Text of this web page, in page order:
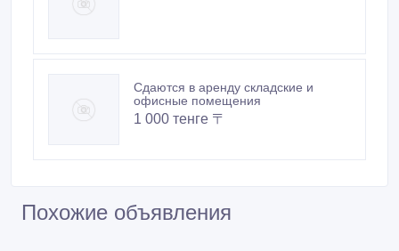
Сдаются в аренду складские и
офисные помещения
1 000 тенге 〒
Похожие объявления